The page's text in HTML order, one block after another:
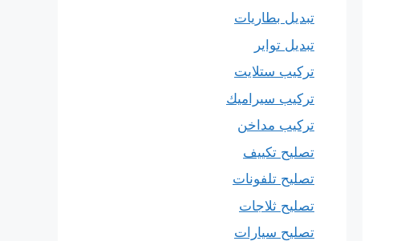
تبديل بطاريات
تبديل تواير
تركيب ستلايت
تركيب سيراميك
تركيب مداخن
تصليح تكييف
تصليح تلفونات
تصليح ثلاجات
تصليح سيارات